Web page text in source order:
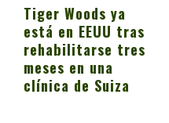
Tiger Woods ya
está en EEUU tras
rehabilitarse tres
meses en una
clínica de Suiza